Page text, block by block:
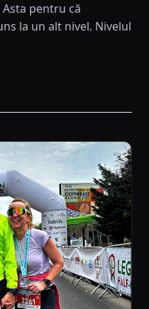
pentru că
la un alt nivel. Nivelul